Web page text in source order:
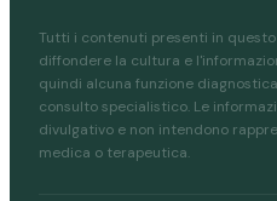
Tutti i contenuti presenti in
diffondere la cultura e
quindi alcuna funzione
consulto specialistico. Le
divulgativo e non intendono
medica o terapeutica.